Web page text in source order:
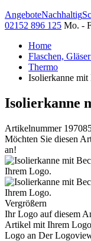
AngeboteNachhaltig
02152 896 125 Mo. -
Home
Flaschen,
Thermo
Isolierkanne mit
Isolierkanne
Artikelnummer
Möchten Sie diesen
an!
Vergrößern
Ihr Logo auf diesem
Artikel mit Ihrem
Logo an Der